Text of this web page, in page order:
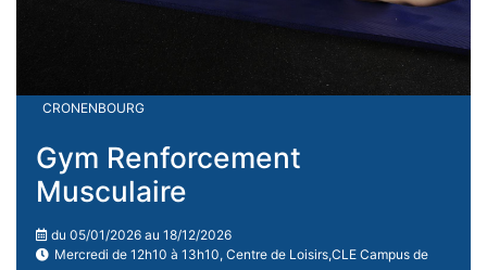
CRONENBOURG
Gym Renforcement
Musculaire
du 05/01/2026 au 18/12/2026
Mercredi de 12h10 à 13h10, Centre de Loisirs,CLE Campus de